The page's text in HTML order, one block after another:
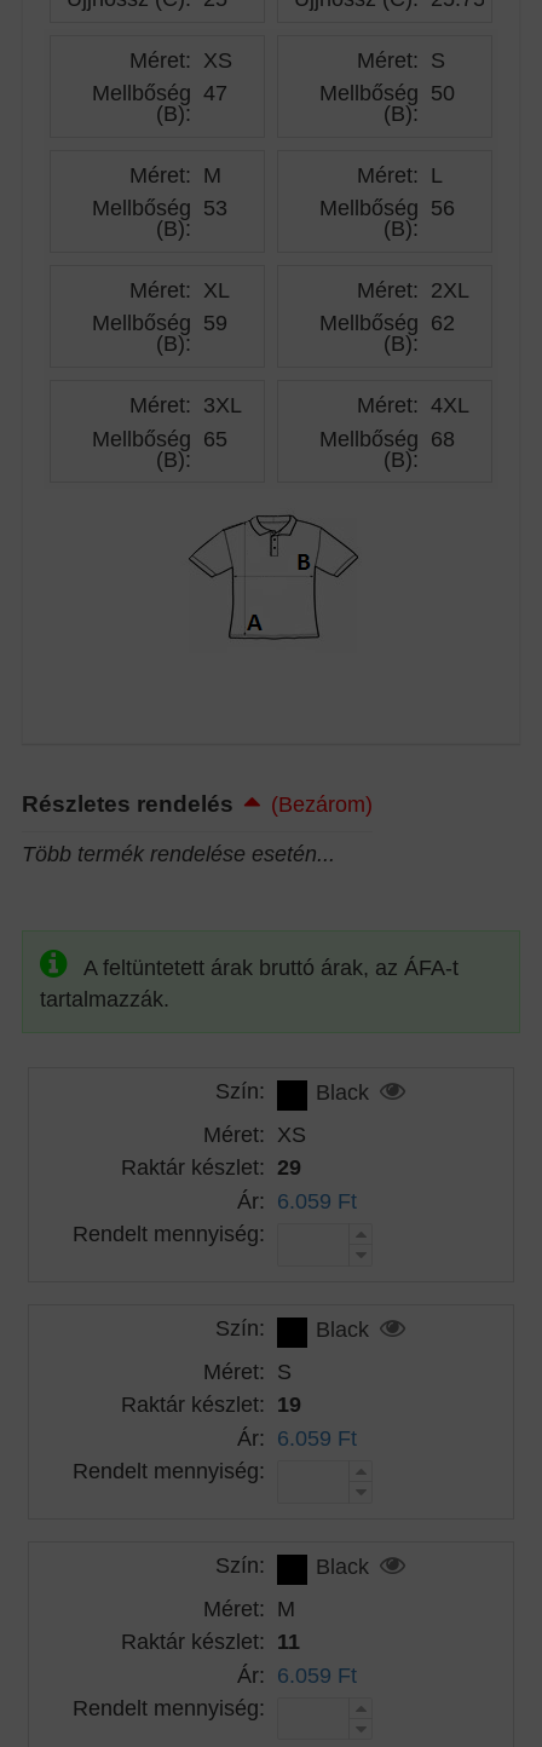
Méret: XS
Mellbőség
(B):
47
Méret: S
Mellbőség
(B):
50
Méret: M
Mellbőség
(B):
53
Méret: L
Mellbőség
(B):
56
Méret: XL
Mellbőség
(B):
59
Méret: 2XL
Mellbőség
(B):
62
Méret: 3XL
Mellbőség
(B):
65
Méret: 4XL
Mellbőség
(B):
68
Részletes rendelés
(Bezárom)
Több termék rendelése esetén...
A feltüntetett árak bruttó árak, az ÁFA-t
tartalmazzák.
Szín:
Black
Méret: XS
Raktár készlet: 29
Ár: 6.059 Ft
Rendelt mennyiség:
Szín:
Black
Méret: S
Raktár készlet: 19
Ár: 6.059 Ft
Rendelt mennyiség:
Szín:
Black
Méret: M
Raktár készlet: 11
Ár: 6.059 Ft
Rendelt mennyiség: